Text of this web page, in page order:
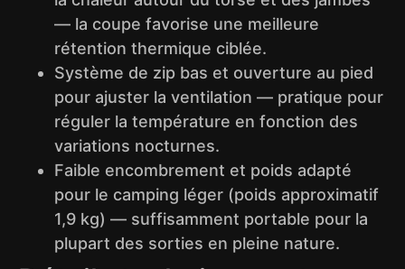
— la coupe favorise une meilleure
rétention thermique ciblée.
Système de zip bas et ouverture au pied
pour ajuster la ventilation — pratique pour
réguler la température en fonction des
variations nocturnes.
Faible encombrement et poids adapté
pour le camping léger (poids approximatif
1,9 kg) — suffisamment portable pour la
plupart des sorties en pleine nature.